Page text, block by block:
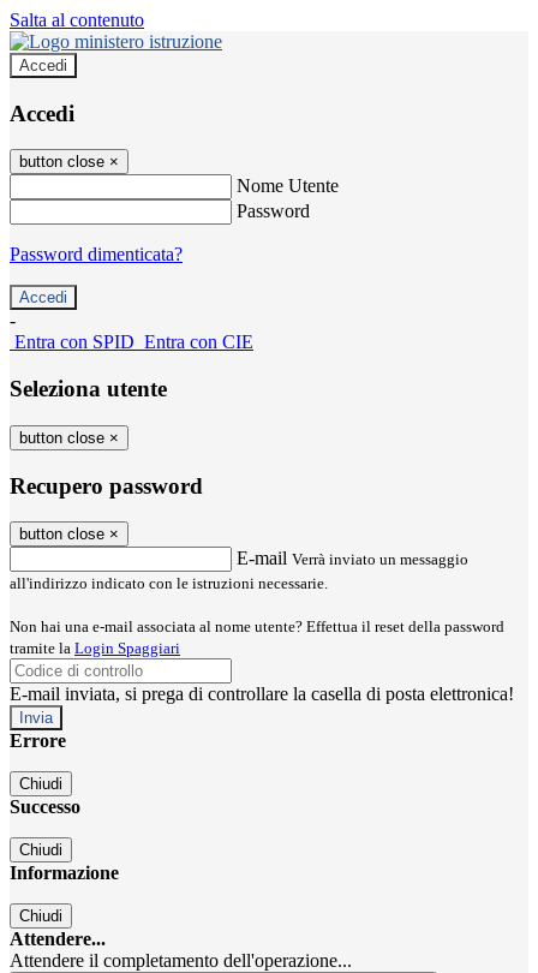
Salta al contenuto
Accedi
Accedi
button close ×
Nome Utente
Password
Password dimenticata?
-
Entra con SPID Entra con CIE
Seleziona utente
button close ×
Recupero password
button close ×
E-mail Verrà inviato un messaggio
all'indirizzo indicato con le istruzioni necessarie.
Non hai una e-mail associata al nome utente? Effettua il reset della password
tramite la Login Spaggiari
E-mail inviata, si prega di controllare la casella di posta elettronica!
Errore
Chiudi
Successo
Chiudi
Informazione
Chiudi
Attendere...
Attendere il completamento dell'operazione...